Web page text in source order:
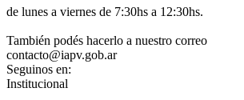
de lunes a viernes de 7:30hs a 12:30hs.
También podés hacerlo a nuestro correo
contacto@iapv.gob.ar
Seguinos en:
Institucional